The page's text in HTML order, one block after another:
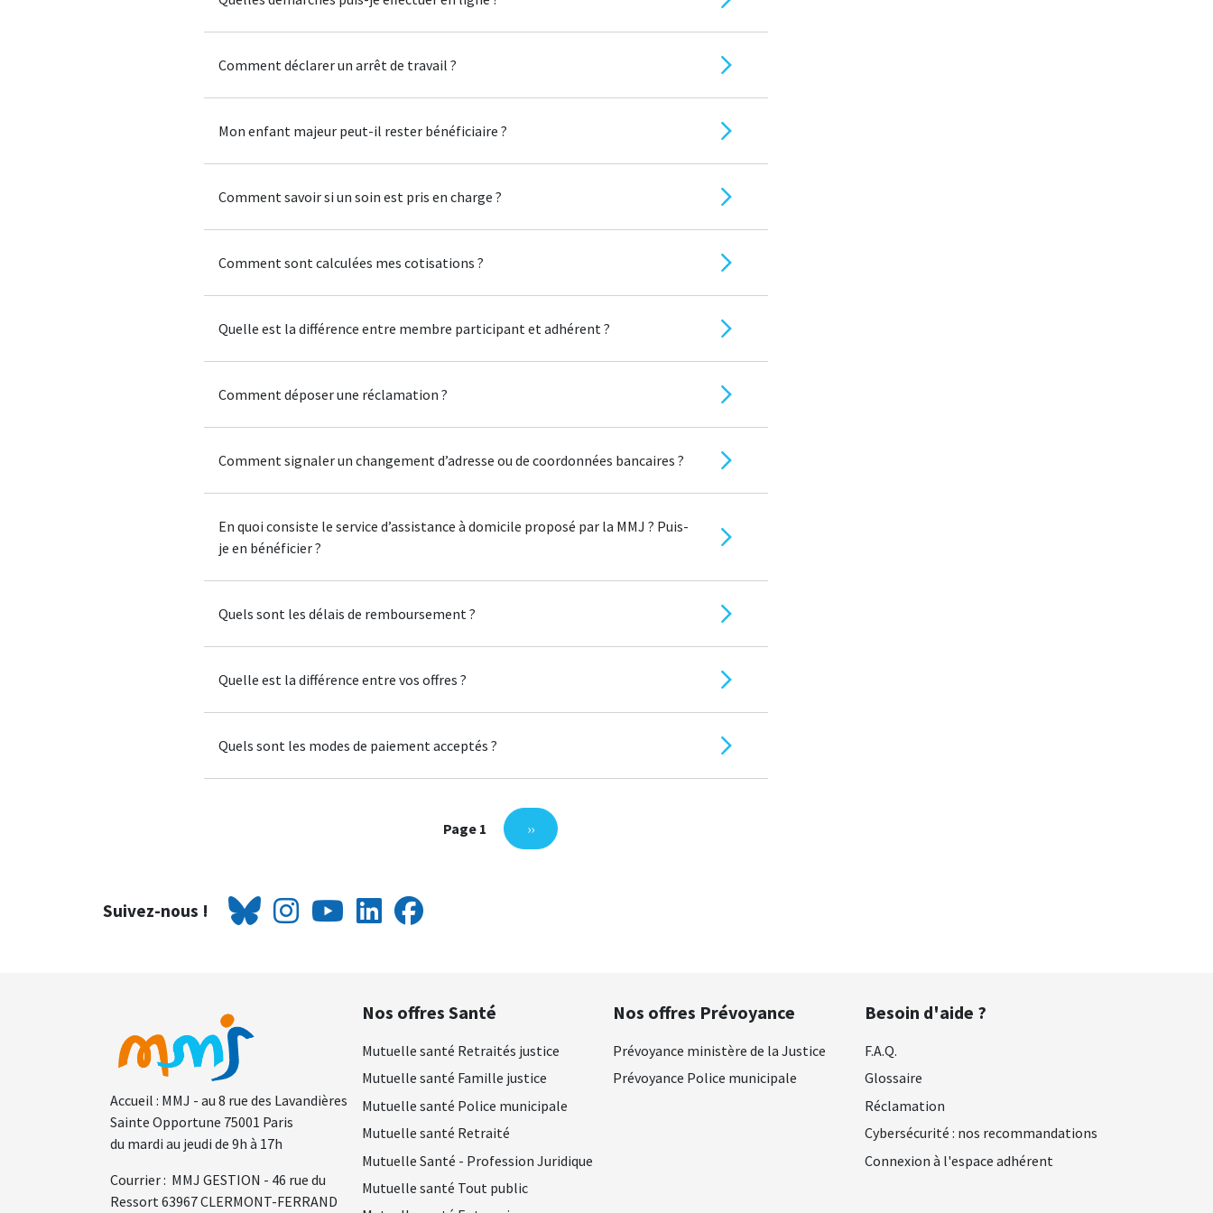
Comment déclarer un arrêt de travail ?
Mon enfant majeur peut-il rester bénéficiaire ?
Comment savoir si un soin est pris en charge ?
Comment sont calculées mes cotisations ?
Quelle est la différence entre membre participant et adhérent ?
Comment déposer une réclamation ?
Comment signaler un changement d’adresse ou de coordonnées bancaires ?
En quoi consiste le service d’assistance à domicile proposé par la MMJ ? Puis-
je en bénéficier ?
Quels sont les délais de remboursement ?
Quelle est la différence entre vos offres ?
Quels sont les modes de paiement acceptés ?
Page 1 PAGE SUIVANTE
››
Suivez-nous !
Accueil : MMJ - au 8 rue des Lavandières
Sainte Opportune 75001 Paris
du mardi au jeudi de 9h à 17h
Courrier : MMJ GESTION - 46 rue du
Ressort 63967 CLERMONT-FERRAND
Nos offres Santé
Mutuelle santé Retraités justice
Mutuelle santé Famille justice
Mutuelle santé Police municipale
Mutuelle santé Retraité
Mutuelle Santé - Profession Juridique
Mutuelle santé Tout public
Nos offres Prévoyance
Prévoyance ministère de la Justice
Prévoyance Police municipale
Besoin d'aide ?
F.A.Q.
Glossaire
Réclamation
Cybersécurité : nos recommandations
Connexion à l'espace adhérent